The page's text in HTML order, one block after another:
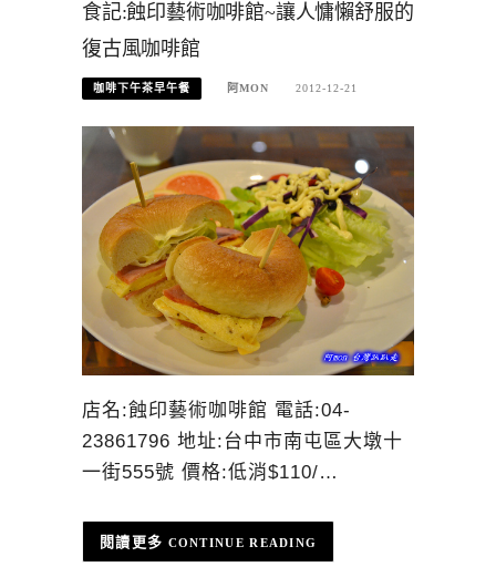
食記:蝕印藝術咖啡館~讓人慵懶舒服的
復古風咖啡館
咖啡下午茶早午餐 阿MON 2012-12-21
店名:蝕印藝術咖啡館 電話:04-
23861796 地址:台中市南屯區大墩十
一街555號 價格:低消$110/…
CONTINUE READING